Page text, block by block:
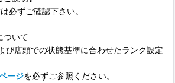
必ずご確認下さい。
ついて
び店頭での状態基準に合わせたランク設定
ージを必ずご参照ください。